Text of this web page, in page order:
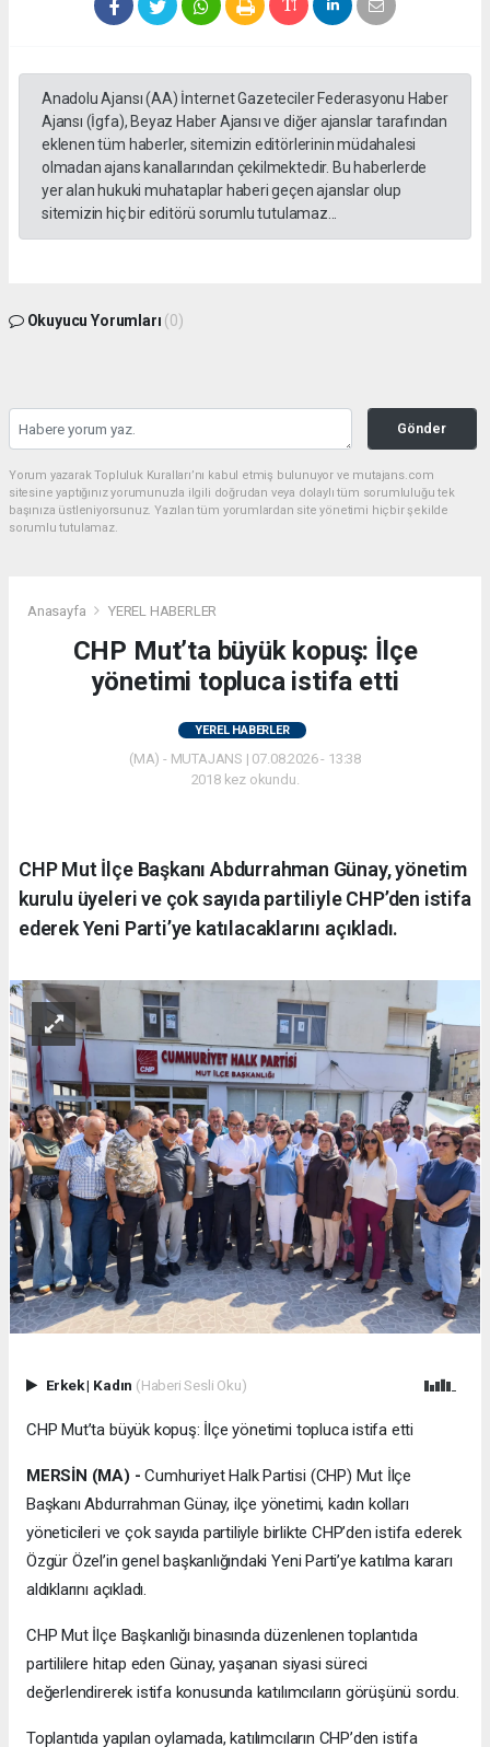
Anadolu Ajansı (AA) İnternet Gazeteciler Federasyonu Haber
Ajansı (İgfa), Beyaz Haber Ajansı ve diğer ajanslar tarafından
eklenen tüm haberler, sitemizin editörlerinin müdahalesi
olmadan ajans kanallarından çekilmektedir. Bu haberlerde
yer alan hukuki muhataplar haberi geçen ajanslar olup
sitemizin hiç bir editörü sorumlu tutulamaz...
Okuyucu Yorumları (0)
Gönder
Yorum yazarak Topluluk Kuralları’nı kabul etmiş bulunuyor ve mutajans.com
sitesine yaptığınız yorumunuzla ilgili doğrudan veya dolaylı tüm sorumluluğu tek
başınıza üstleniyorsunuz. Yazılan tüm yorumlardan site yönetimi hiçbir şekilde
sorumlu tutulamaz.
Anasayfa YEREL HABERLER
CHP Mut’ta büyük kopuş: İlçe
yönetimi topluca istifa etti
YEREL HABERLER
(MA) - MUTAJANS | 07.08.2026 - 13:38
2018 kez okundu.
CHP Mut İlçe Başkanı Abdurrahman Günay, yönetim
kurulu üyeleri ve çok sayıda partiliyle CHP’den istifa
ederek Yeni Parti’ye katılacaklarını açıkladı.
Erkek| Kadın (Haberi Sesli Oku)
CHP Mut’ta büyük kopuş: İlçe yönetimi topluca istifa etti
MERSİN (MA) - Cumhuriyet Halk Partisi (CHP) Mut İlçe
Başkanı Abdurrahman Günay, ilçe yönetimi, kadın kolları
yöneticileri ve çok sayıda partiliyle birlikte CHP’den istifa ederek
Özgür Özel’in genel başkanlığındaki Yeni Parti’ye katılma kararı
aldıklarını açıkladı.
CHP Mut İlçe Başkanlığı binasında düzenlenen toplantıda
partililere hitap eden Günay, yaşanan siyasi süreci
değerlendirerek istifa konusunda katılımcıların görüşünü sordu.
Toplantıda yapılan oylamada, katılımcıların CHP’den istifa